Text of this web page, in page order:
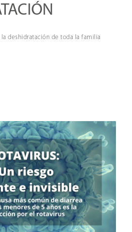
deshidratación de toda la familia